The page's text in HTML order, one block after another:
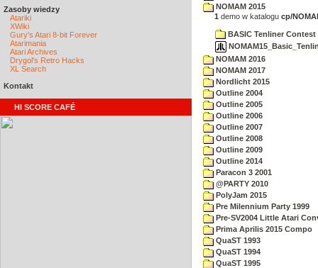
Zasoby wiedzy
Atariki
XWiki
Gury's Atari 8-bit Forever
Atarimania
Atari Archives
Drygol's Retro Hacks
XL Search
Kontakt
HI SCORE CAFÉ
NOMAM 2015
1 demo w katalogu cp/
BASIC Tenliner Contest
NOMAM 2016
NOMAM 2017
Nordlicht 2015
Outline 2004
Outline 2005
Outline 2006
Outline 2007
Outline 2008
Outline 2009
Outline 2014
Paracon 3 2001
@PARTY 2010
PolyJam 2015
Pre Milennium Party 1999
Pre-SV2004 Little Atari
Prima Aprilis 2015 Compo
QuaST 1993
QuaST 1994
QuaST 1995